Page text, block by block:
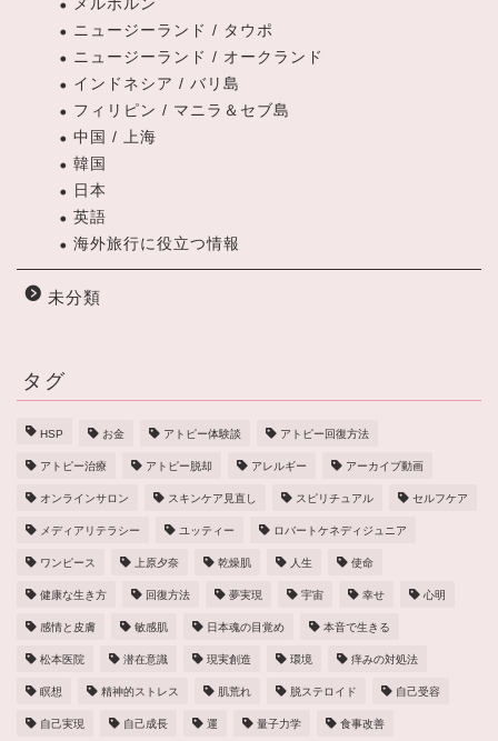
メルボルン
ニュージーランド / タウポ
ニュージーランド / オークランド
インドネシア / バリ島
フィリピン / マニラ＆セブ島
中国 / 上海
韓国
日本
英語
海外旅行に役立つ情報
未分類
タグ
HSP お金 アトピー体験談 アトピー回復方法
アトピー治療 アトピー脱却 アレルギー アーカイブ動画
オンラインサロン スキンケア見直し スピリチュアル セルフケア
メディアリテラシー ユッティー ロバートケネディジュニア
ワンピース 上原夕奈 乾燥肌 人生 使命
健康な生き方 回復方法 夢実現 宇宙 幸せ 心明
感情と皮膚 敏感肌 日本魂の目覚め 本音で生きる
松本医院 潜在意識 現実創造 環境 痒みの対処法
瞑想 精神的ストレス 肌荒れ 脱ステロイド 自己受容
自己実現 自己成長 運 量子力学 食事改善